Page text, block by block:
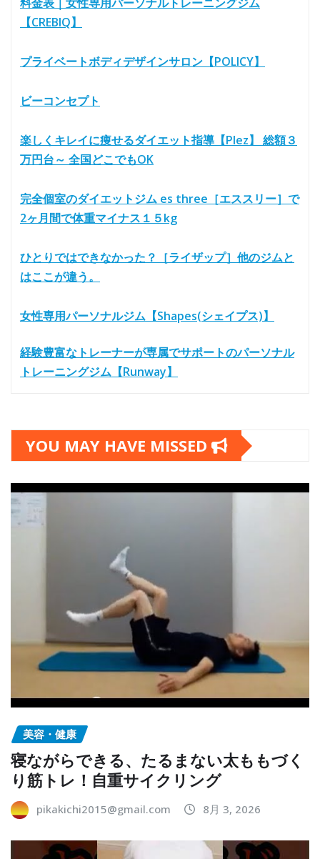
【CREBIQ】
プライベートボディデザインサロン【POLICY】
ビーコンセプト
楽しくキレイに痩せるダイエット指導【Plez】 総額３
万円台～ 全国どこでもOK
完全個室のダイエットジム es three［エススリー］で
2ヶ月間で体重マイナス１５kg
ひとりではできなかった？［ライザップ］他のジムと
はここが違う。
女性専用パーソナルジム【Shapes(シェイプス)】
経験豊富なトレーナーが専属でサポートのパーソナル
トレーニングジム【Runway】
YOU MAY HAVE MISSED
美容・健康
寝ながらできる、たるまない太ももづく
り筋トレ！自重サイクリング
pikakichi2015@gmail.com 8月 3, 2026